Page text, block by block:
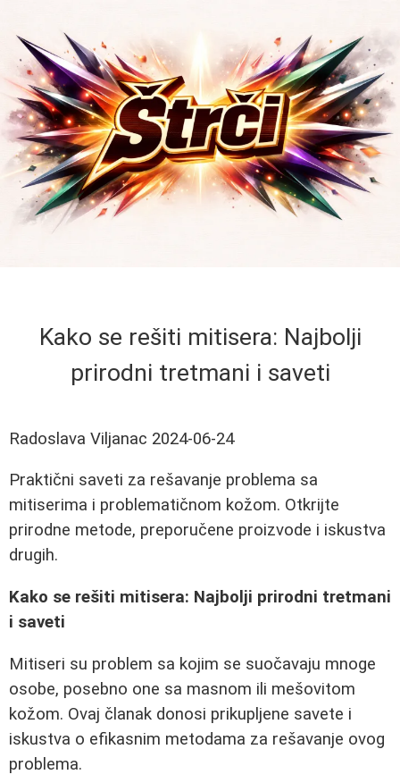
Kako se rešiti mitisera: Najbolji
prirodni tretmani i saveti
Radoslava Viljanac 2024-06-24
Praktični saveti za rešavanje problema sa
mitiserima i problematičnom kožom. Otkrijte
prirodne metode, preporučene proizvode i iskustva
drugih.
Kako se rešiti mitisera: Najbolji prirodni tretmani
i saveti
Mitiseri su problem sa kojim se suočavaju mnoge
osobe, posebno one sa masnom ili mešovitom
kožom. Ovaj članak donosi prikupljene savete i
iskustva o efikasnim metodama za rešavanje ovog
problema.